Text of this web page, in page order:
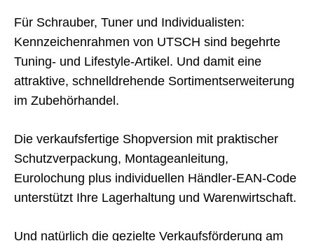
Für Schrauber, Tuner und Individualisten:
Kennzeichenrahmen von UTSCH sind begehrte
Tuning- und Lifestyle-Artikel. Und damit eine
attraktive, schnelldrehende Sortimentserweiterung
im Zubehörhandel.
Die verkaufsfertige Shopversion mit praktischer
Schutzverpackung, Montageanleitung,
Eurolochung plus individuellen Händler-EAN-Code
unterstützt Ihre Lagerhaltung und Warenwirtschaft.
Und natürlich die gezielte Verkaufsförderung am